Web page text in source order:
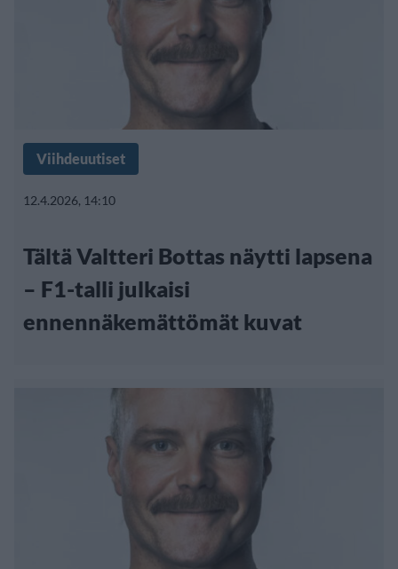
Viihdeuutiset
12.4.2026, 14:10
Tältä Valtteri Bottas näytti lapsena
– F1-talli julkaisi
ennennäkemättömät kuvat